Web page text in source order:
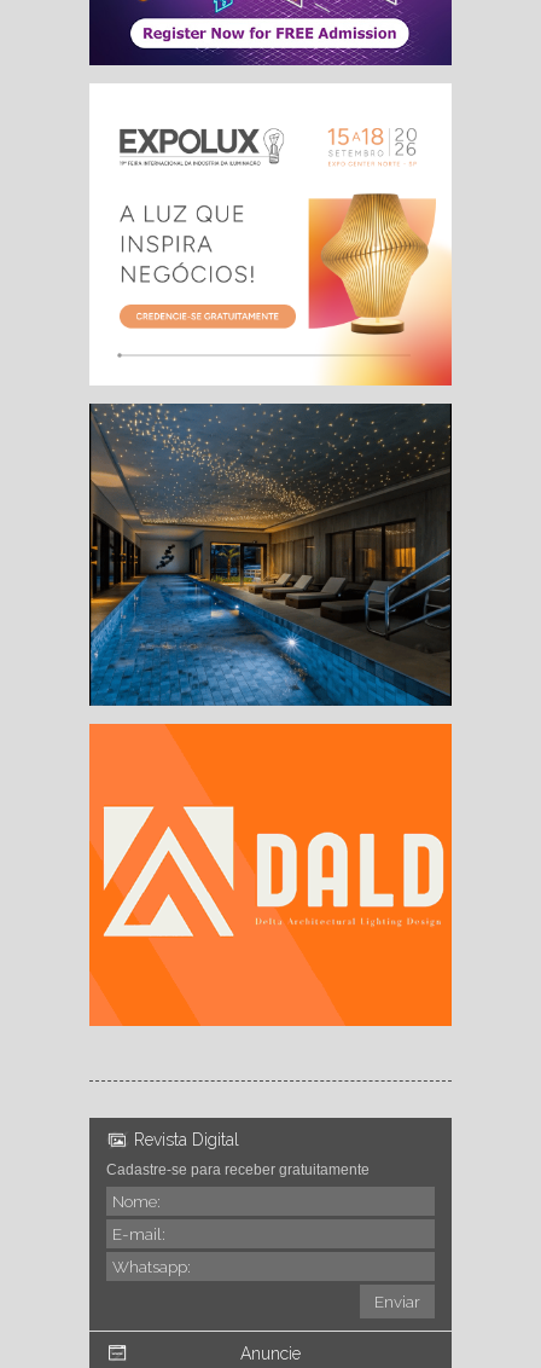
Revista Digital
Cadastre-se para receber gratuitamente
Anuncie